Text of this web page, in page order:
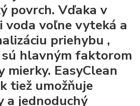
povrch. Vďakav
voda voľne vyteká a
priehybu ,
hlavným faktorom
mierky. EasyClean
tiež umožňuje
a jednoduchý